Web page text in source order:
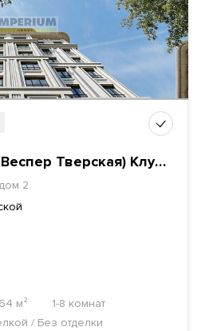
Vesper Tverskaya (Веспер Тверская) Клубный дом
2
м²
1-8 комнат
/ Без отделки